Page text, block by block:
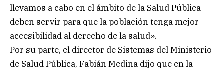
llevamos a cabo en el ámbito de la Salud Pública
deben servir para que la población tenga mejor
accesibilidad al derecho de la salud».
Por su parte, el director de Sistemas del Ministerio
de Salud Pública, Fabián Medina dijo que en la